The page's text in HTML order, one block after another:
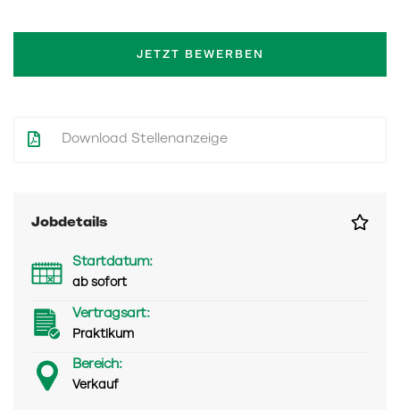
JETZT BEWERBEN
Download Stellenanzeige
Jobdetails
Startdatum:
ab sofort
Vertragsart:
Praktikum
Bereich:
Verkauf